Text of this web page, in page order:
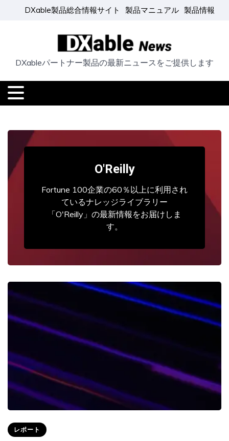
DXable製品総合情報サイト 製品マニュアル 製品情報
DXableパートナー製品の最新ニュースをご提供します
O'Reilly
Fortune 100企業の60％以上に利用され
ているナレッジライブラリー
「O'Reilly」の最新情報をお届けしま
す。
レポート